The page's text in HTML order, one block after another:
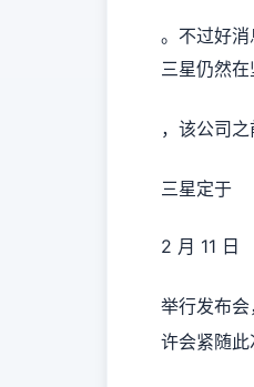
。不过好消
三星仍然在
，该公司
三星定于
2 月 11 日
举行发布
许会紧随此